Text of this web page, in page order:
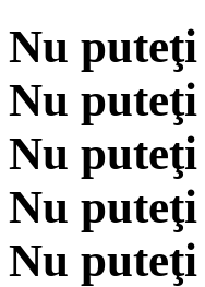
Nu puteţi
Nu puteţi
Nu puteţi
Nu puteţi
Nu puteţi